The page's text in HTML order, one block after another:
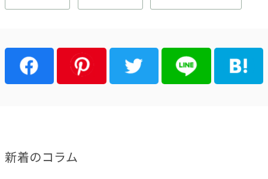
新着のコラム